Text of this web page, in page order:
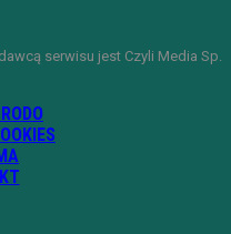
serwisu jest Czyli Media Sp.